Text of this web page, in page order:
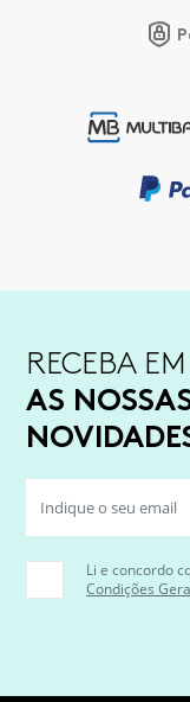
RECEBA
AS
Li e concordo
Condições